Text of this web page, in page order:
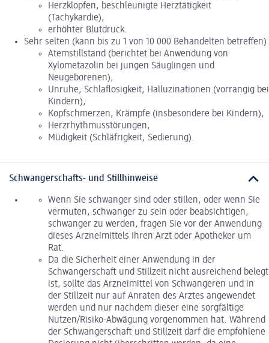
Herzklopfen, beschleunigte Herztätigkeit
(Tachykardie),
erhöhter Blutdruck.
Sehr selten (kann bis zu 1 von 10 000 Behandelten betreffen)
Atemstillstand (berichtet bei Anwendung von
Xylometazolin bei jungen Säuglingen und
Neugeborenen),
Unruhe, Schlaflosigkeit, Halluzinationen (vorrangig bei
Kindern),
Kopfschmerzen, Krämpfe (insbesondere bei Kindern),
Herzrhythmusstörungen,
Müdigkeit (Schläfrigkeit, Sedierung).
Schwangerschafts- und Stillhinweise
Wenn Sie schwanger sind oder stillen, oder wenn Sie
vermuten, schwanger zu sein oder beabsichtigen,
schwanger zu werden, fragen Sie vor der Anwendung
dieses Arzneimittels Ihren Arzt oder Apotheker um
Rat.
Da die Sicherheit einer Anwendung in der
Schwangerschaft und Stillzeit nicht ausreichend belegt
ist, sollte das Arzneimittel von Schwangeren und in
der Stillzeit nur auf Anraten des Arztes angewendet
werden und nur nachdem dieser eine sorgfältige
Nutzen/Risiko-Abwägung vorgenommen hat. Während
der Schwangerschaft und Stillzeit darf die empfohlene